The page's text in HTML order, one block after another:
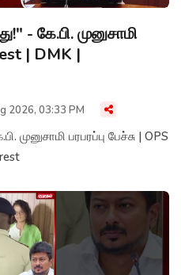
- கே.பி. முனுசாமி
| DMK |
2026, 03:33 PM
முனுசாமி பரபரப்பு பேச்சு | OPS